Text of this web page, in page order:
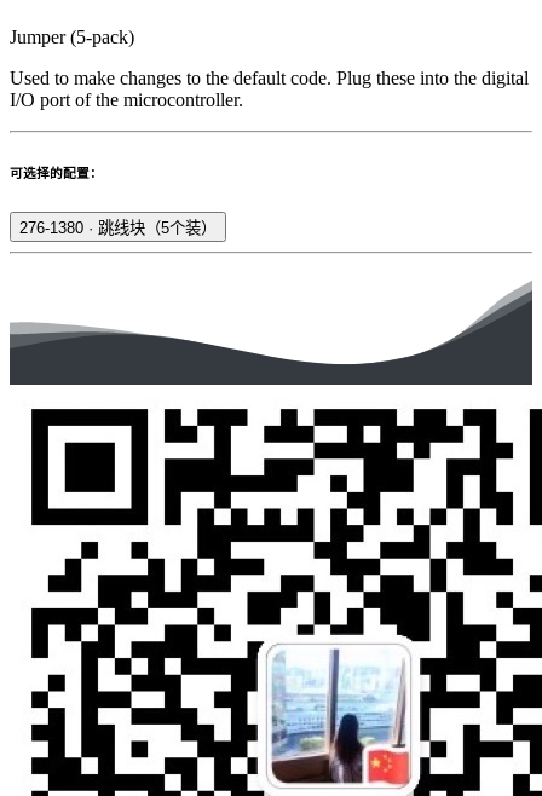
Jumper (5-pack)
Used to make changes to the default code. Plug these into the digital
I/O port of the microcontroller.
可选择的配置：
276-1380 · 跳线块（5个装）